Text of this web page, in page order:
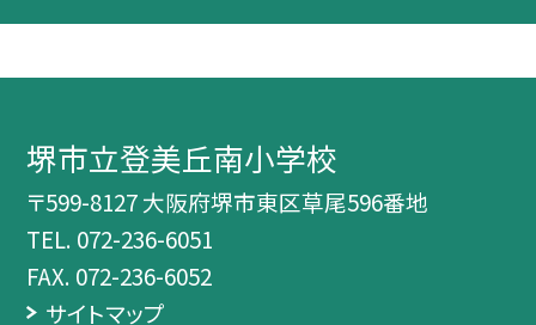
堺市立登美丘南小学校
〒599-8127 大阪府堺市東区草尾596番地
TEL. 072-236-6051
FAX. 072-236-6052
サイトマップ